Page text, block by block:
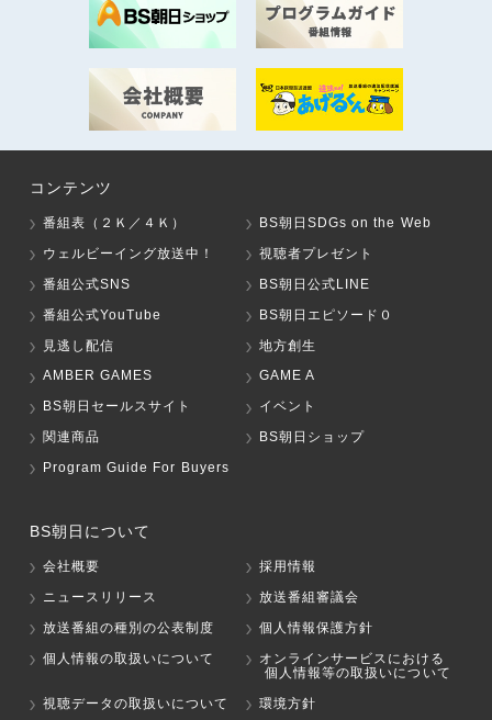
コンテンツ
番組表（２Ｋ／４Ｋ）
BS朝日SDGs on the Web
ウェルビーイング放送中！
視聴者プレゼント
番組公式SNS
BS朝日公式LINE
番組公式YouTube
BS朝日エピソード０
見逃し配信
地方創生
AMBER GAMES
GAME A
BS朝日セールスサイト
イベント
関連商品
BS朝日ショップ
Program Guide For Buyers
BS朝日について
会社概要
採用情報
ニュースリリース
放送番組審議会
放送番組の種別の公表制度
個人情報保護方針
個人情報の取扱いについて
オンラインサービスにおける
個人情報等の取扱いについて
視聴データの取扱いについて
環境方針